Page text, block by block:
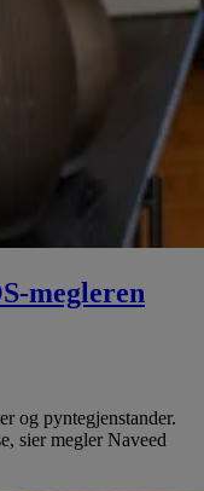
megleren
og pyntegjenstander.
sier megler Naveed